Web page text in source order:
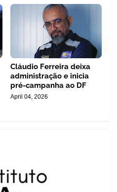
Cláudio Ferreira deixa
administração e inicia
pré-campanha ao DF
April 04, 2026